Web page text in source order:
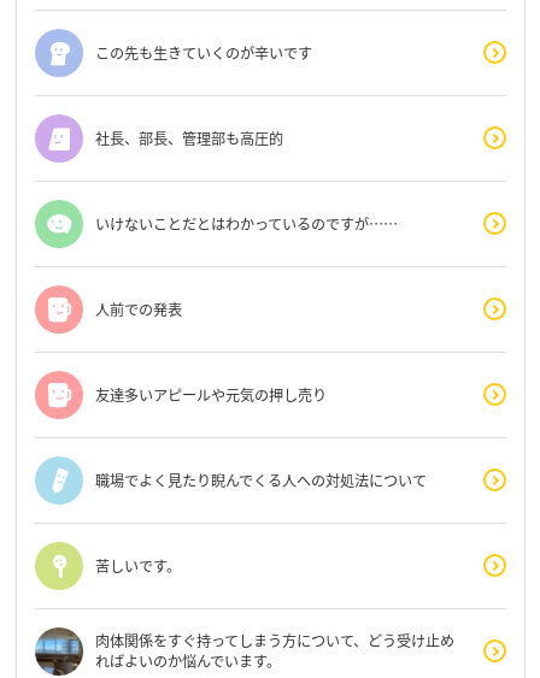
この先も生きていくのが辛いです
社長、部長、管理部も高圧的
いけないことだとはわかっているのですが……
人前での発表
友達多いアピールや元気の押し売り
職場でよく見たり睨んでくる人への対処法について
苦しいです。
肉体関係をすぐ持ってしまう方について、どう受け止め
ればよいのか悩んでいます。